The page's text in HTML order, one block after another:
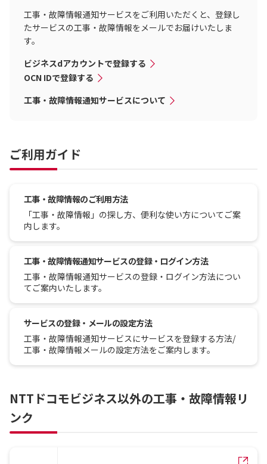
工事・故障情報通知サービスをご利用いただくと、登録し
たサービスの工事・故障情報をメールでお届けいたしま
す。
ビジネスdアカウントで登録する
OCN IDで登録する
工事・故障情報通知サービスについて
ご利用ガイド
工事・故障情報のご利用方法
「工事・故障情報」の探し方、便利な使い方についてご案
内します。
工事・故障情報通知サービスの登録・ログイン方法
工事・故障情報通知サービスの登録・ログイン方法につい
てご案内いたします。
サービスの登録・メールの設定方法
工事・故障情報通知サービスにサービスを登録する方法/
工事・故障情報メールの設定方法をご案内します。
NTTドコモビジネス以外の工事・故障情報リ
ンク